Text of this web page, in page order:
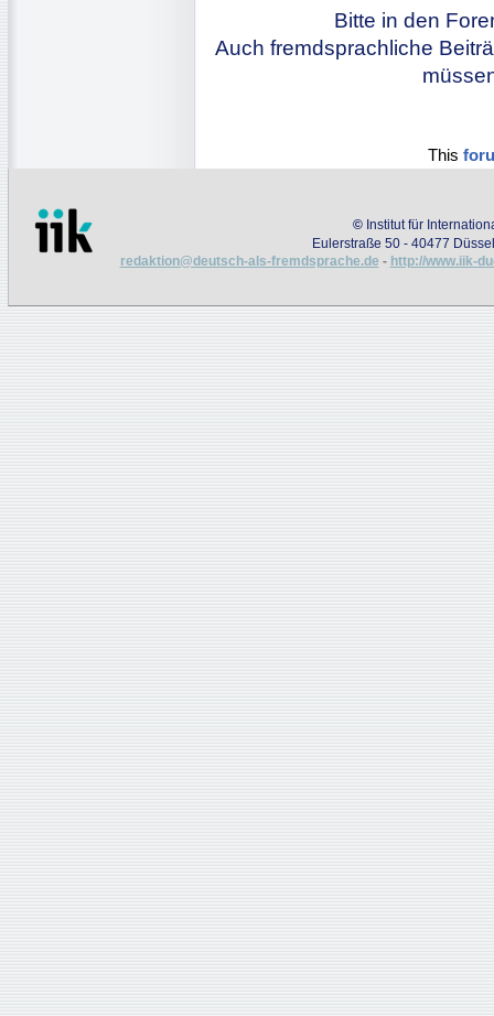
Bitte in den
Auch fremdsprachliche
This
© Institut für
Eulerstraße 50 - 40477
redaktion@deutsch-als-fremdsprache.de - http://www.iik-